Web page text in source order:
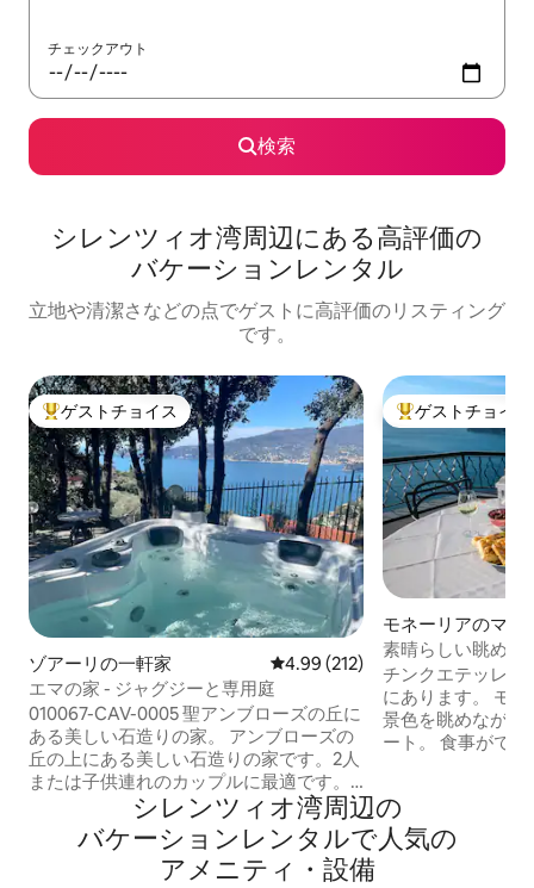
チェックアウト
検索
シレンツィオ湾⁠周⁠辺⁠に⁠あ⁠る高⁠評⁠価⁠の
バ⁠ケ⁠ー⁠シ⁠ョ⁠ン⁠レ⁠ン⁠タ⁠ル
立地や清潔さなどの点でゲストに高評価のリスティング
です。
大好評のゲストチョイスです。
ゲストチョイス
ゾアーリの一軒家 レビュー212件、5つ星中4.99つ
4.99 (212)
エマの家 - ジャグジーと専用庭
010067-CAV-0005 聖アンブローズの丘に
ある美しい石造りの家。 アンブローズの
丘の上にある美しい石造りの家です。2人
または子供連れのカップルに最適です。
専用アクセスと駐車場。 ポルトフィーノ
を見下ろす4人乗りのジャグジーを備えた
壮大な専用グローブ。 （ジャグジーは
01/05から30/09まで含まれています。オ
大好評のゲスト
ゲストチョイス
モネーリアのマン
パート
素晴らしい眺めを
ト
チンクエテッレと
にあります。 モ
景色を眺めながら
ート。 食事がで
室。 思い出に残
プションのモダ
なエリア、海の景
シレンツィオ湾⁠周⁠辺⁠の
バ⁠ケ⁠ー⁠シ⁠ョ⁠ン⁠レ⁠ン⁠タ⁠ル⁠で人⁠気⁠の
ア⁠メ⁠ニ⁠テ⁠ィ⁠・⁠設⁠備